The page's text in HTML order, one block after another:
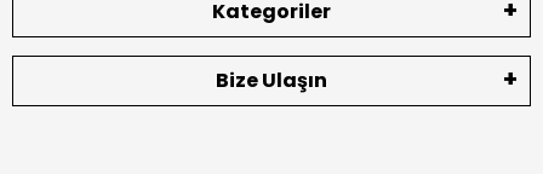
Kategoriler
Bize Ulaşın